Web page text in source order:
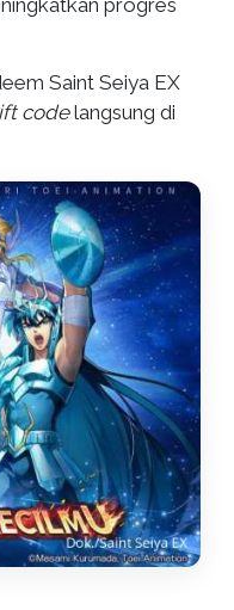
progres
Saint Seiya EX
codelangsung di